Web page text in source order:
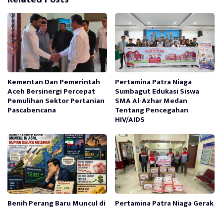
Kementan Dan Pemerintah
Aceh Bersinergi Percepat
Pemulihan Sektor Pertanian
Pascabencana
Pertamina Patra Niaga
Sumbagut Edukasi Siswa
SMA Al-Azhar Medan
Tentang Pencegahan
HIV/AIDS
Benih Perang Baru Muncul di Pertamina Patra Niaga Gerak